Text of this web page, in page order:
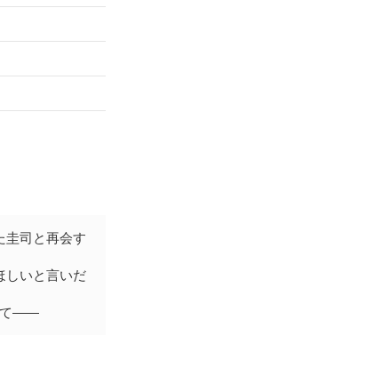
圭司と再会す
しいと言いだ
て――